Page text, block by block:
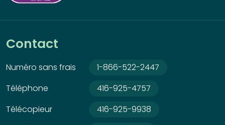
Contact
Numéro sans frais
1-866-522-2447
Téléphone
416-925-4757
Télécopieur
416-925-9938